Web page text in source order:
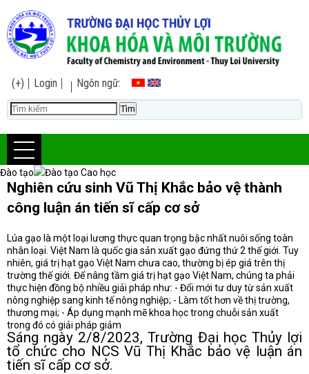
(+) Login Ngôn ngữ:
Đào tạo Đào tạo Cao học
Nghiên cứu sinh Vũ Thị Khắc bảo vệ thành
công luận án tiến sĩ cấp cơ sở
Lúa gạo là một loại lương thực quan trọng bậc nhất nuôi sống toàn
nhân loại. Việt Nam là quốc gia sản xuất gạo đứng thứ 2 thế giới. Tuy
nhiên, giá trị hạt gạo Việt Nam chưa cao, thường bị ép giá trên thị
trường thế giới. Để nâng tầm giá trị hạt gạo Việt Nam, chúng ta phải
thực hiện đồng bộ nhiều giải pháp như: - Đổi mới tư duy từ sản xuất
nông nghiệp sang kinh tế nông nghiệp; - Làm tốt hơn về thị trường,
thương mại; - Áp dụng mạnh mẽ khoa học trong chuỗi sản xuất
trong đó có giải pháp giảm
Sáng ngày 2/8/2023, Trường Đại học Thủy lợi
tổ chức cho NCS Vũ Thị Khắc bảo vệ luận án
tiến sĩ cấp cơ sở.